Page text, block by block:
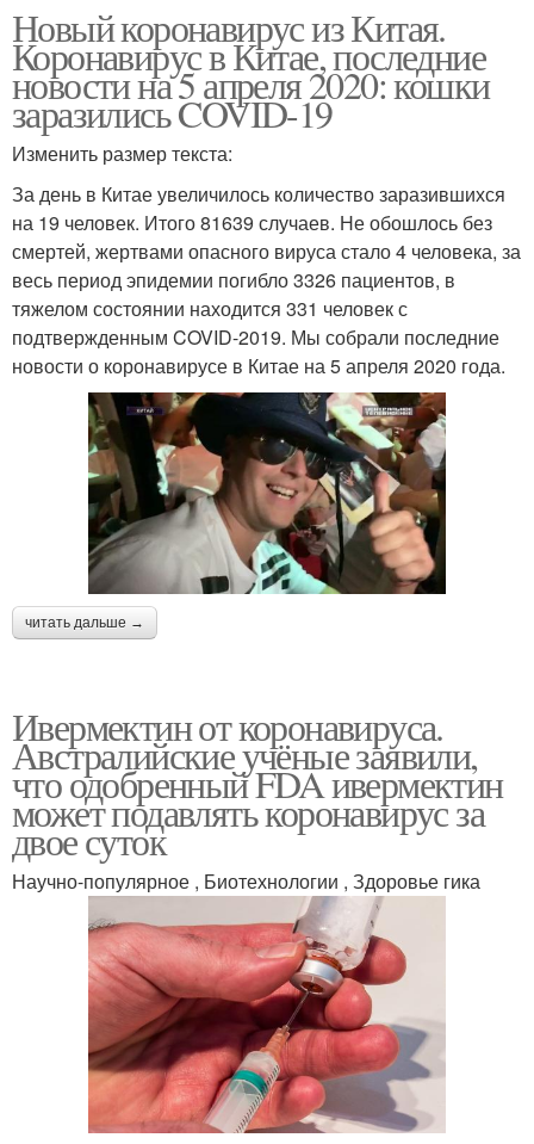
Новый коронавирус из Китая.
Коронавирус в Китае, последние
новости на 5 апреля 2020: кошки
заразились COVID-19
Изменить размер текста:
За день в Китае увеличилось количество заразившихся
на 19 человек. Итого 81639 случаев. Не обошлось без
смертей, жертвами опасного вируса стало 4 человека, за
весь период эпидемии погибло 3326 пациентов, в
тяжелом состоянии находится 331 человек с
подтвержденным COVID-2019. Мы собрали последние
новости о коронавирусе в Китае на 5 апреля 2020 года.
читать дальше →
Ивермектин от коронавируса.
Австралийские учёные заявили,
что одобренный FDA ивермектин
может подавлять коронавирус за
двое суток
Научно-популярное , Биотехнологии , Здоровье гика